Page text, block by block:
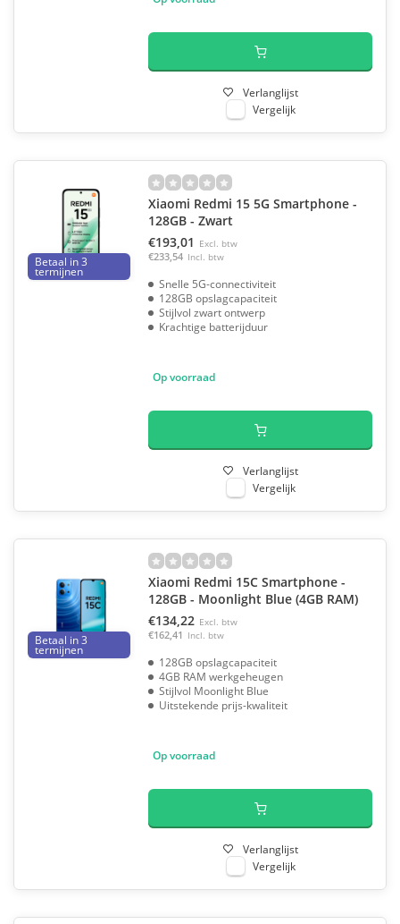
Verlanglijst
Vergelijk
Betaal in 3
termijnen
Xiaomi Redmi 15 5G Smartphone -
128GB - Zwart
€193,01 Excl. btw
€233,54 Incl. btw
Snelle 5G-connectiviteit
128GB opslagcapaciteit
Stijlvol zwart ontwerp
Krachtige batterijduur
Op voorraad
Verlanglijst
Vergelijk
Betaal in 3
termijnen
Xiaomi Redmi 15C Smartphone -
128GB - Moonlight Blue (4GB RAM)
€134,22 Excl. btw
€162,41 Incl. btw
128GB opslagcapaciteit
4GB RAM werkgeheugen
Stijlvol Moonlight Blue
Uitstekende prijs-kwaliteit
Op voorraad
Verlanglijst
Vergelijk